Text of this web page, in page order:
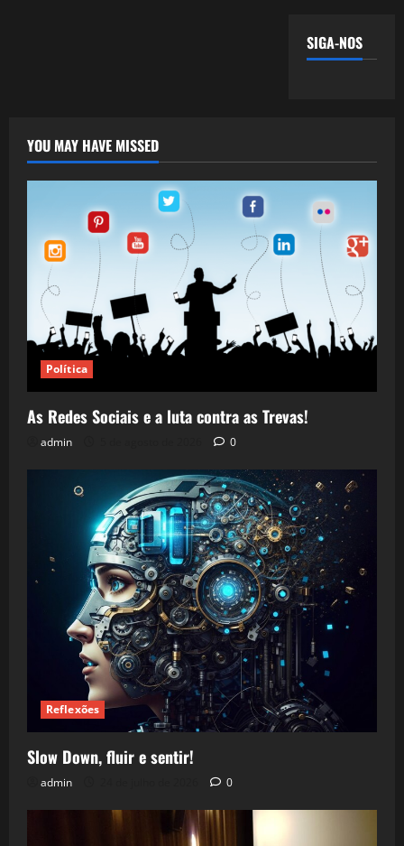
SIGA-NOS
YOU MAY HAVE MISSED
Política
As Redes Sociais e a luta contra as Trevas!
admin 0
Reflexões
Slow Down, fluir e sentir!
admin 0